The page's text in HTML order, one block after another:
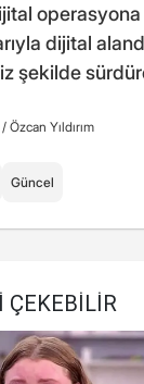
dijital
şekilde
/Özcan Yıldırım
Güncel